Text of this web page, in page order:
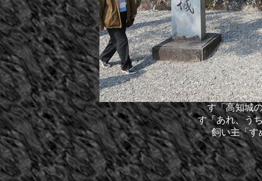
す「高知城
す「あれ、う
飼い主「